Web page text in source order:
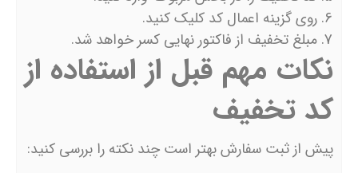
روی گزینه اعمال کد کلیک کنید.
مبلغ تخفیف از فاکتور نهایی کسر خواهد شد.
نکات مهم قبل از استفاده از
کد تخفیف
پیش از ثبت سفارش بهتر است چند نکته را بررسی کنید: